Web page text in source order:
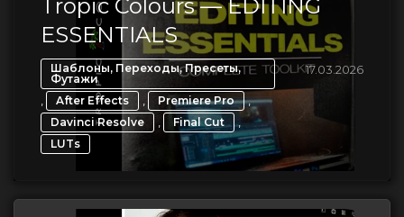
Tropic Colours — EDITING
ESSENTIALS
Шаблоны, Переходы, Пресеты,
Футажи
, After Effects , Premiere Pro ,
Davinci Resolve , Final Cut ,
LUTs
17.03.2026